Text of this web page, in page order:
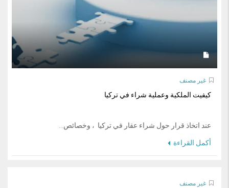
غير مصنف
كيفيت الملكية وعملية شراء في تركيا
عند اتخاذ قرار حول شراء عقار في تركيا ، وخصائص...
أكمل القراءة
غير مصنف